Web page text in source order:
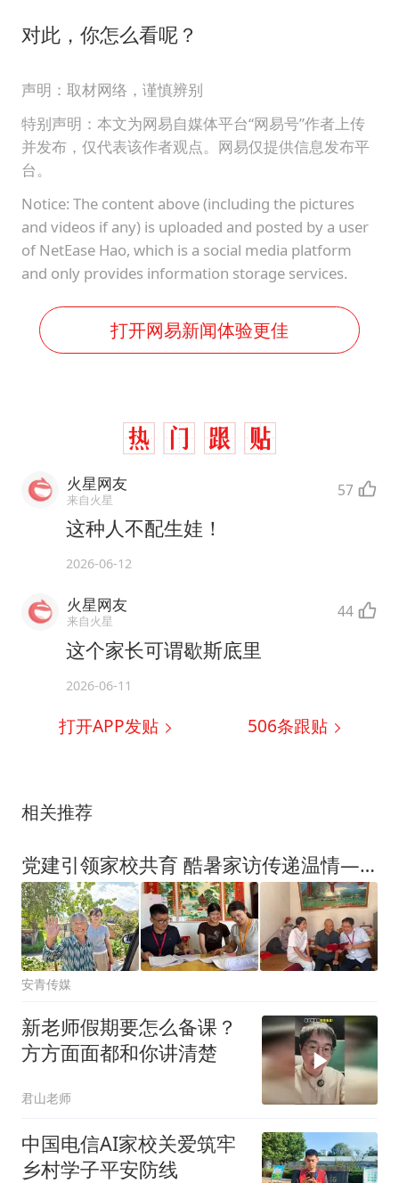
对此，你怎么看呢？
声明：取材网络，谨慎辨别
特别声明：本文为网易自媒体平台“网易号”作者上传
并发布，仅代表该作者观点。网易仅提供信息发布平
台。
Notice: The content above (including the pictures
and videos if any) is uploaded and posted by a user
of NetEase Hao, which is a social media platform
and only provides information storage services.
打开网易新闻体验更佳
火星网友
来自火星 57
这种人不配生娃！
2026-06-12
火星网友
来自火星 44
这个家长可谓歇斯底里
2026-06-11
打开APP发贴 506条跟贴
相关推荐
党建引领家校共育 酷暑家访传递温情——合肥城市管理学校开展2026年暑期家访活动
安青传媒
新老师假期要怎么备课？
方方面面都和你讲清楚
君山老师
中国电信AI家校关爱筑牢
乡村学子平安防线